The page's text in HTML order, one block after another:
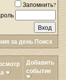
Запомнить?
за день Поиск
Добавить
событие